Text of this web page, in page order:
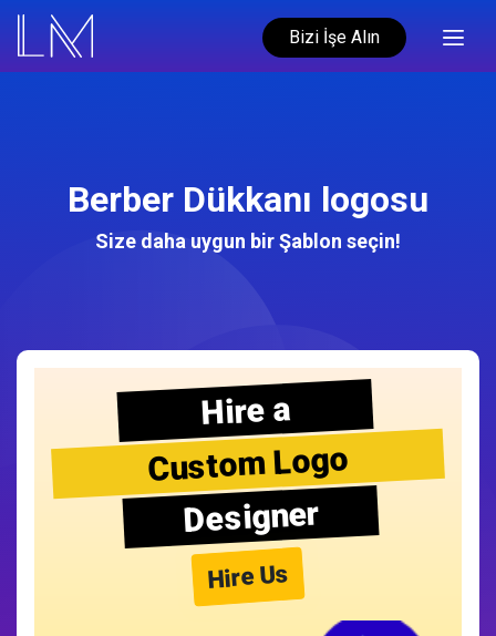
Bizi İşe Alın
Berber Dükkanı logosu
Size daha uygun bir Şablon seçin!
Hire a
Custom Logo
Designer
Hire Us